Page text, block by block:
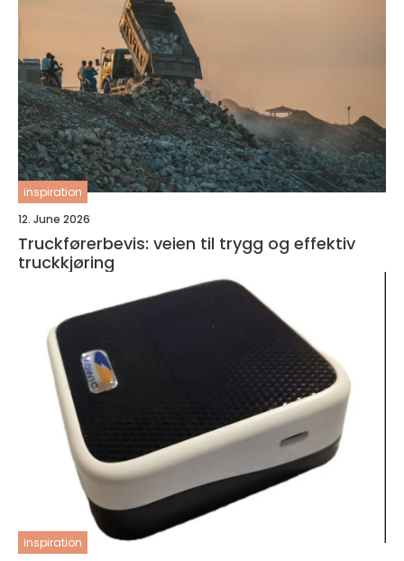
inspiration
12. June 2026
Truckførerbevis: veien til trygg og effektiv
truckkjøring
inspiration